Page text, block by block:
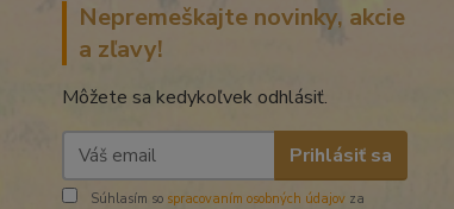
Nepremeškajte novinky, akcie
a zľavy!
Môžete sa kedykoľvek odhlásiť.
Prihlásiť sa
Súhlasím so spracovaním osobných údajov za